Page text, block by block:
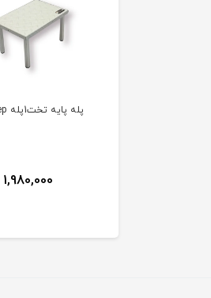
پله پایه تخت1پله Step
1,980,000